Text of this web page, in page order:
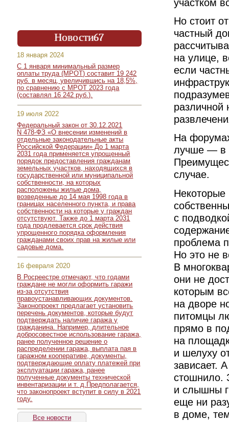
Новости67
18 января 2024
С 1 января минимальный размер
оплаты труда (МРОТ) составит 19 242
руб. в месяц, увеличившись на 18,5%,
по сравнению с МРОТ 2023 года
(составлял 16 242 руб.).
19 июля 2022
Федеральный закон от 30.12.2021
N 478-ФЗ «О внесении изменений в
отдельные законодательные акты
Российской Федерации» До 1 марта
2031 года применяется упрощенный
порядок предоставления гражданам
земельных участков, находящихся в
государственной или муниципальной
собственности, на которых
расположены жилые дома,
возведенные до 14 мая 1998 года в
границах населенного пункта, и права
собственности на которые у граждан
отсутствуют. Также до 1 марта 2031
года продлевается срок действия
упрощенного порядка оформления
гражданами своих прав на жилые или
садовые дома.
16 февраля 2020
В Росреестре отмечают, что годами
граждане не могли оформить гаражи
из-за отсутствия
правоустанавливающих документов.
Законопроект предлагает установить
перечень документов, которые будут
подтверждать наличие гаража у
гражданина. Например, длительное
добросовестное использование гаража,
ранее полученное решение о
распределении гаража, выплата пая в
гаражном кооперативе, документы,
подтверждающие оплату платежей при
эксплуатации гаража, ранее
полученные документы технической
инвентаризации и т. д.Предполагается,
что законопроект вступит в силу в 2021
году.
Все новости
Но стоит
частный
на улице,
если
различной
На
лучше — в
случае.
Некоторые
с
проблема
Но это не
В
они не
которым
на дворе
питомцы
прямо в
на
и шелуху
зависает.
стошнило.
и слышны
еще ни
в доме,